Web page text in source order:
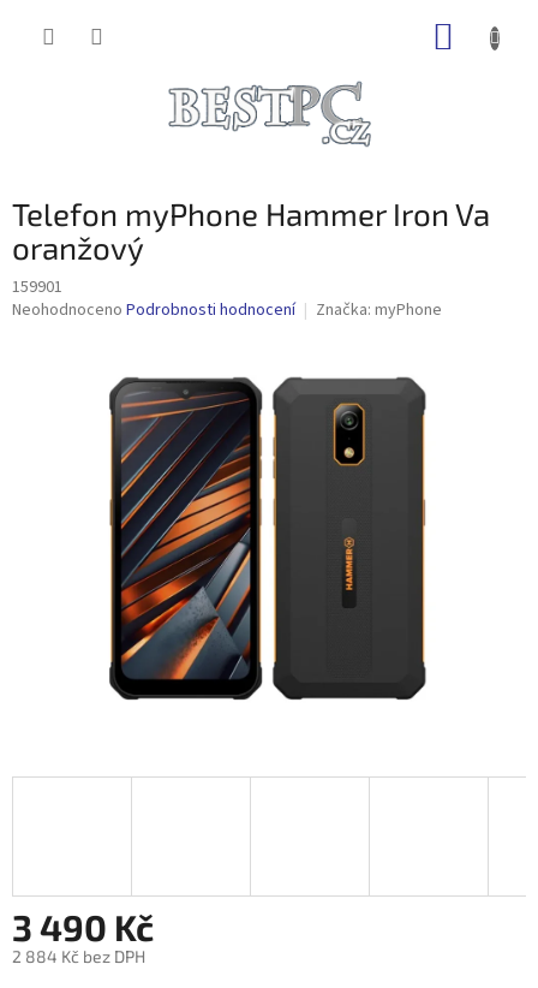
Telefon myPhone Hammer Iron Va
oranžový
159901
Průměrné
Neohodnoceno Podrobnosti hodnocení Značka: myPhone
3 490 Kč
2 884 Kč bez DPH